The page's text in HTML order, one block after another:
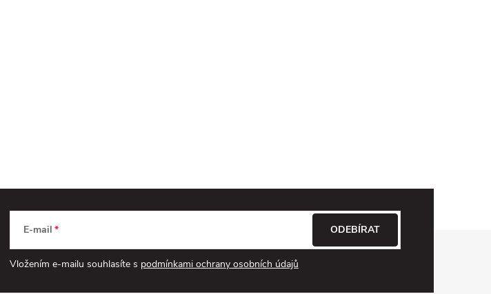
E-mail
Vložením e-mailu souhlasíte s podmínkami ochrany osobních údajů
ODEBÍRAT